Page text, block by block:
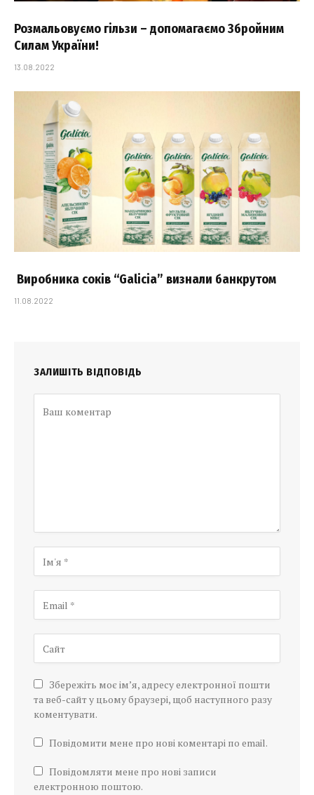
Розмальовуємо гільзи – допомагаємо Збройним
Силам України!
13.08.2022
Виробника соків “Galicia” визнали банкрутом
11.08.2022
ЗАЛИШІТЬ ВІДПОВІДЬ
Збережіть моє ім’я, адресу електронної пошти
та веб-сайт у цьому браузері, щоб наступного разу
коментувати.
Повідомити мене про нові коментарі по email.
Повідомляти мене про нові записи
електронною поштою.